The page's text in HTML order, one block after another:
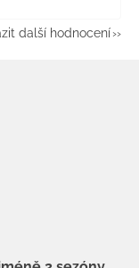
další hodnocení